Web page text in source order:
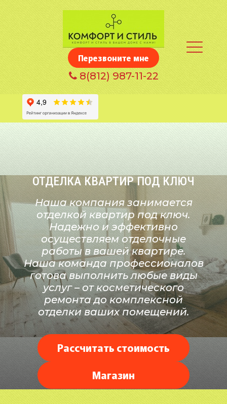
Перезвоните мне
8(812) 987-11-22
ОТДЕЛКА КВАРТИР ПОД КЛЮЧ
Наша компания занимается
отделкой квартир под ключ.
Надежно и эффективно
осуществляем отделочные
работы в вашей квартире.
Наша команда профессионалов
готова выполнить любые виды
услуг – от косметического
ремонта до комплексной
отделки ваших помещений.
Рассчитать стоимость
Магазин